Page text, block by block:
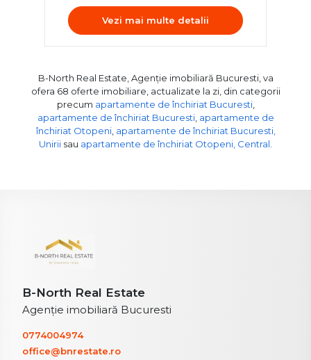
Vezi mai multe detalii
B-North Real Estate, Agenție imobiliară Bucuresti, va
ofera 68 oferte imobiliare, actualizate la zi, din categorii
precum apartamente de închiriat Bucuresti,
apartamente de închiriat Bucuresti, apartamente de
închiriat Otopeni, apartamente de închiriat Bucuresti,
Unirii sau apartamente de închiriat Otopeni, Central
B-North Real Estate
Agenție imobiliară Bucuresti
0774004974
office@bnrestate.ro